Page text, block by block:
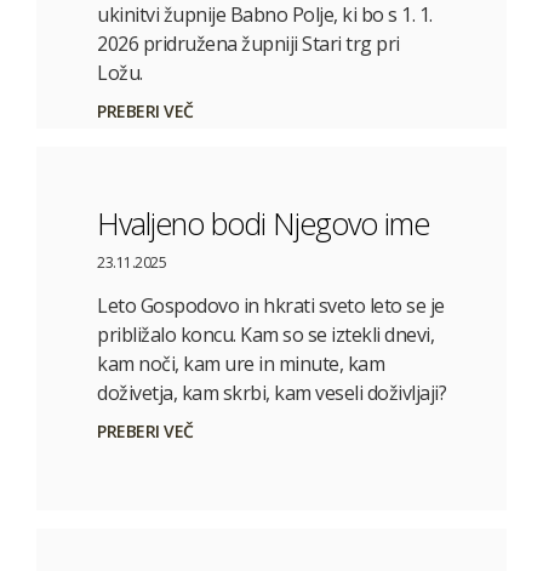
ukinitvi župnije Babno Polje, ki bo s 1. 1.
2026 pridružena župniji Stari trg pri
Ložu.
PREBERI VEČ
Hvaljeno bodi Njegovo ime
23.11.2025
Leto Gospodovo in hkrati sveto leto se je
približalo koncu. Kam so se iztekli dnevi,
kam noči, kam ure in minute, kam
doživetja, kam skrbi, kam veseli doživljaji?
PREBERI VEČ